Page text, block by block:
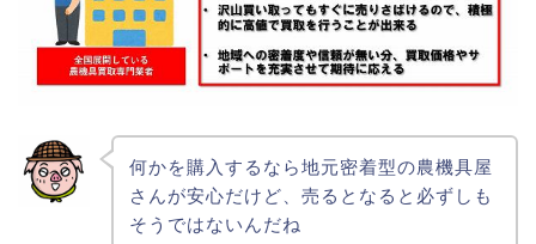
何かを購入するなら地元密着型の農機具屋
さんが安心だけど、売るとなると必ずしも
そうではないんだね